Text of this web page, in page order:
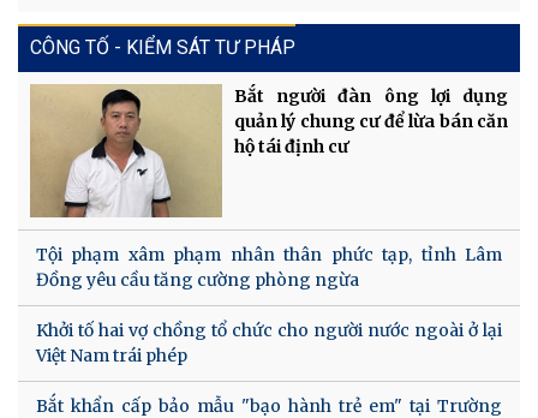
CÔNG TỐ - KIỂM SÁT TƯ PHÁP
Bắt người đàn ông lợi dụng
quản lý chung cư để lừa bán căn
hộ tái định cư
Tội phạm xâm phạm nhân thân phức tạp, tỉnh Lâm
Đồng yêu cầu tăng cường phòng ngừa
Khởi tố hai vợ chồng tổ chức cho người nước ngoài ở lại
Việt Nam trái phép
Bắt khẩn cấp bảo mẫu "bạo hành trẻ em" tại Trường